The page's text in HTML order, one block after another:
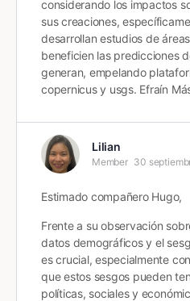
considerando los impactos
sus creaciones,
desarrollan estudios de
beneficien las predicciones
generan, empelando
copernicus y usgs. Efraín
Lilian
Member 30
Estimado compañero Hugo,
Frente a su observación
datos demográficos y el
es crucial, especialmente
que estos sesgos pueden
políticas, sociales y